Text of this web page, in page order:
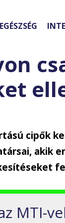
EGÉSZSÉG
cipők
akik
MTI-